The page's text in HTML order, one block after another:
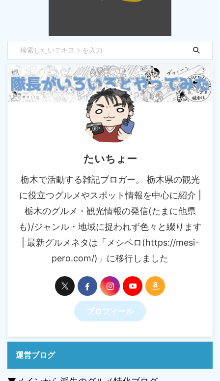
たいちょー
栃木で活動する雑記ブロガー。 栃木県の観光
に役立つグルメやスポット情報を中心に紹介 |
栃木のグルメ・観光情報の発信(たまに他県
も)/ジャンル・地域に捉われず色々と綴ります
| 最新グルメネタは「メシペロ(https://mesi-
pero.com/)」に移行しました
プロフィール
運営ブログ